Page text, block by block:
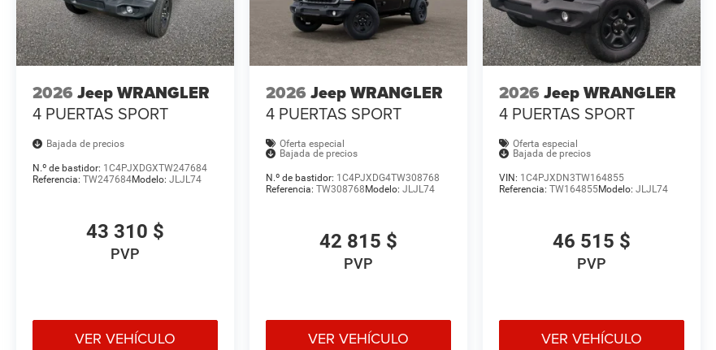
2026 Jeep WRANGLER
4 PUERTAS SPORT
Bajada de precios
N.º de bastidor: 1C4PJXDGXTW247684
Referencia: TW247684Modelo: JLJL74
43 310 $
PVP
VER VEHÍCULO
2026 Jeep WRANGLER
4 PUERTAS SPORT
Oferta especial
Bajada de precios
N.º de bastidor: 1C4PJXDG4TW308768
Referencia: TW308768 Modelo: JLJL74
42 815 $
PVP
VER VEHÍCULO
2026 Jeep WRANGLER
4 PUERTAS SPORT
Oferta especial
Bajada de precios
VIN: 1C4PJXDN3TW164855
Referencia: TW164855Modelo: JLJL74
46 515 $
PVP
VER VEHÍCULO